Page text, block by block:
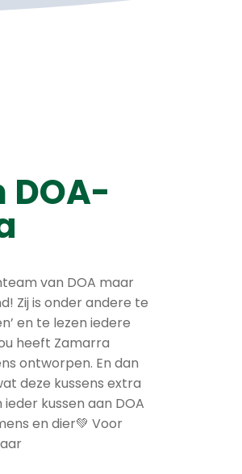
van DOA maar
Zij is onder andere te
en te lezen iedere
heeft Zamarra
ontworpen. En dan
deze kussens extra
kussen aan DOA
en dier💚 Voor